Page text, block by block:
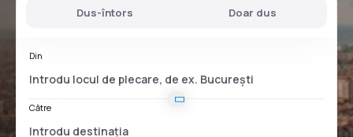
Dus-întors Doar dus
Din
Către